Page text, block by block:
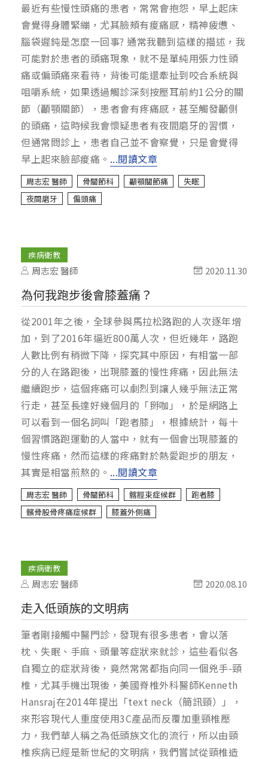
最近有些慢性頭痛的患者，常常會抱怨，早上起床
會覺得身體緊繃，尤其臉頰有痠痛感，精神疲憊、
腦袋遲鈍是怎麼一回事? 通常我聽到這樣的描述，我
可能對於患者的頭痛現象，就不是單純用張力性頭
痛或偏頭痛來看待，背後可能還牽扯到咬合系統與
咀嚼系統，如果透過觸診深刻按壓耳前約1公分的關
節（顳顎關節），患者會有疼痛感，甚至觸發顳側
的頭痛，這時候我會懷疑患者有夜間磨牙的習慣，
但通常問診上，患者自己並不會察覺，只是會覺得
早上起來臉部痠痛。 ...閱讀文章
周志宏 醫師 骨關節科 顳顎關節痛
失眠
夜間磨牙
偏頭痛
疾病衛教
周志宏 醫師 2020.11.30
為何我跑步後會膝蓋痛？
從2001年之後，全球參與馬拉松路跑的人次逐年增
加，到了2016年逼近800萬人次，但近幾年，路跑
人數比例有稍微下降，探究其中原因，有相當一部
分的人在路跑後，出現膝蓋的慢性疼痛，因此無法
繼續跑步，這個疼痛可以劇烈到讓人幾乎無法正常
行走，甚至長達好幾個月的「掰咖」，於是網路上
可以看到一個名詞叫「跑者膝」，根據統計，每十
個習慣路跑運動的人當中，就有一個會出現膝蓋的
慢性疼痛，然而這樣的疼痛對於熱愛跑步的朋友，
其實是相當煎熬的。 ...閱讀文章
周志宏 醫師 骨關節科 髂脛束症候群
跑者膝
髕骨股骨疼痛症候群
膝蓋外側痛
疾病衛教
周志宏 醫師 2020.08.10
走入低頭族的文明病
筆者剛接觸中醫門診，發現有很多患者，會以落
枕、失眠、手麻、頭暈等症狀來就診，這些看似各
自獨立的症狀背後，竟然常常都指向同一個兇手-頸
椎，尤其手機出現後，美國脊椎外科醫師Kenneth
Hansraj在2014年提出「text neck（簡訊頸）」，
來形容現代人重度使用3C產品而反覆加重頸椎壓
力，我們華人稱之為低頭族文化的流行，所以由頸
椎疾病已經是新世紀的文明病，我們嘗試從頸椎造